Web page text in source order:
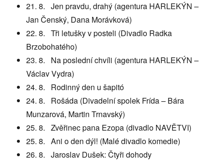
21. 8. Jen pravdu, drahý (agentura HARLEKÝN –
Jan Čenský, Dana Morávková)
22. 8. Tři letušky v posteli (Divadlo Radka
Brzobohatého)
23. 8. Na poslední chvíli (agentura HARLEKÝN –
Václav Vydra)
24. 8. Rodinný den u šapitó
24. 8. Rošáda (Divadelní spolek Frída – Bára
Munzarová, Martin Trnavský)
25. 8. Zvěřinec pana Ezopa (divadlo NAVĚTVI)
25. 8. Ani o den dýl! (Malé divadlo komedie)
26. 8. Jaroslav Dušek: Čtyři dohody